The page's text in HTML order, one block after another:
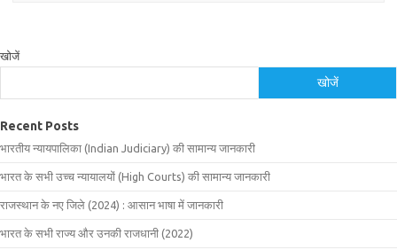
खोजें
खोजें
Recent Posts
भारतीय न्यायपालिका (Indian Judiciary) की सामान्य जानकारी
भारत के सभी उच्च न्यायालयों (High Courts) की सामान्य जानकारी
राजस्थान के नए जिले (2024) : आसान भाषा में जानकारी
भारत के सभी राज्य और उनकी राजधानी (2022)